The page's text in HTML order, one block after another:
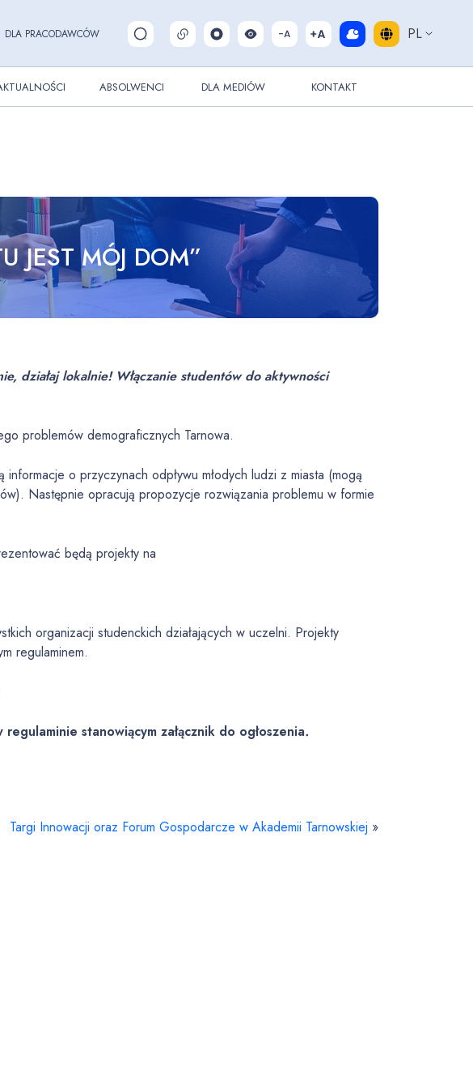
DLA PRACODAWCÓW Pokaż/ukryj wyszukiwarkę PL
ABSOLWENCI DLA MEDIÓW KONTAKT
JEST MÓJ DOM”
działaj lokalnie! Włączanie studentów do aktywności
problemów demograficznych Tarnowa.
o przyczynach odpływu młodych ludzi z miasta (mogą
Następnie opracują propozycje rozwiązania problemu w formie
będą projekty na
organizacji studenckich działających w uczelni. Projekty
regulaminem.
stanowiącym załącznik do ogłoszenia.
Targi Innowacji oraz Forum Gospodarcze w Akademii Tarnowskiej »